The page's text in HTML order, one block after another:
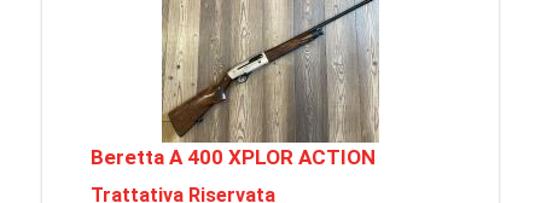
Beretta A 400 XPLOR ACTION
Trattativa Riservata